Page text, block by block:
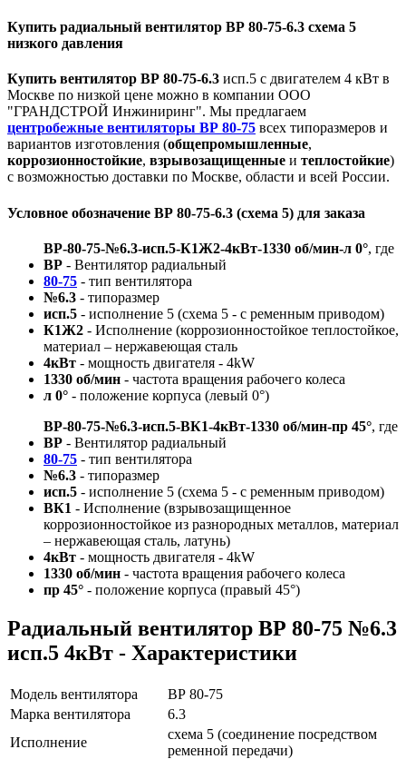
Купить радиальный вентилятор ВР 80-75-6.3 схема 5
низкого давления
Купить вентилятор ВР 80-75-6.3 исп.5 с двигателем 4 кВт в
Москве по низкой цене можно в компании ООО
"ГРАНДСТРОЙ Инжиниринг". Мы предлагаем
центробежные вентиляторы ВР 80-75 всех типоразмеров и
вариантов изготовления (общепромышленные,
коррозионностойкие, взрывозащищенные и теплостойкие)
с возможностью доставки по Москве, области и всей России.
Условное обозначение ВР 80-75-6.3 (схема 5) для заказа
ВР-80-75-№6.3-исп.5-К1Ж2-4кВт-1330 об/мин-л 0°, где
ВР - Вентилятор радиальный
80-75 - тип вентилятора
№6.3 - типоразмер
исп.5 - исполнение 5 (схема 5 - с ременным приводом)
К1Ж2 - Исполнение (коррозионностойкое теплостойкое,
материал – нержавеющая сталь
4кВт - мощность двигателя - 4kW
1330 об/мин - частота вращения рабочего колеса
л 0° - положение корпуса (левый 0°)
ВР-80-75-№6.3-исп.5-ВК1-4кВт-1330 об/мин-пр 45°, где
ВР - Вентилятор радиальный
80-75 - тип вентилятора
№6.3 - типоразмер
исп.5 - исполнение 5 (схема 5 - с ременным приводом)
ВК1 - Исполнение (взрывозащищенное
коррозионностойкое из разнородных металлов, материал
– нержавеющая сталь, латунь)
4кВт - мощность двигателя - 4kW
1330 об/мин - частота вращения рабочего колеса
пр 45° - положение корпуса (правый 45°)
Радиальный вентилятор ВР 80-75 №6.3
исп.5 4кВт - Характеристики
Модель вентилятора
ВР 80-75
Марка вентилятора
6.3
Исполнение
схема 5 (соединение посредством
ременной передачи)